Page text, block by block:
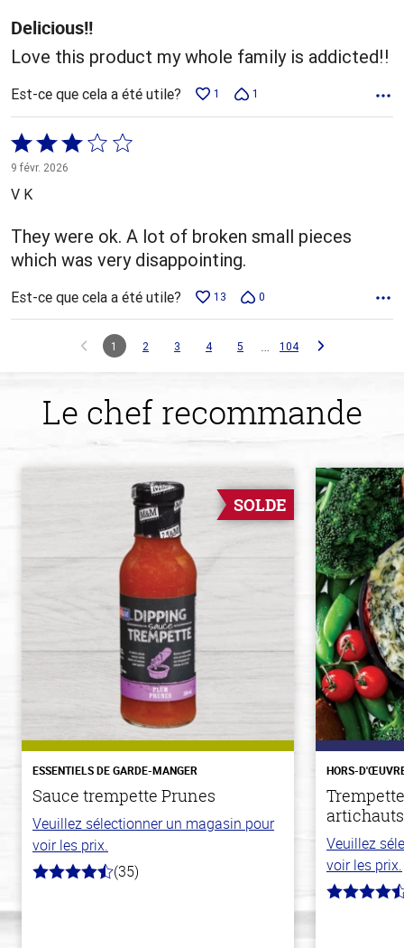
Delicious!!
Love this product my whole family is addicted!!
Est-ce que cela a été utile? 1 1
Coté
3 sur
5
9 févr. 2026
V K
They were ok. A lot of broken small pieces
which was very disappointing.
Est-ce que cela a été utile? 13 0
1 2 3 4 5 … 104
Le chef recommande
SOLDE
ESSENTIELS DE GARDE-MANGER
Sauce trempette Prunes
Veuillez sélectionner un magasin pour
voir les prix.
4.7
(35)
HORS-
Veuillez
voir les prix.
4.4